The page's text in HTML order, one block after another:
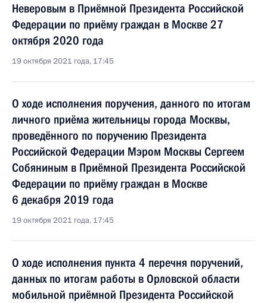
Неверовым в Приёмной Президента Российской
Федерации по приёму граждан в Москве 27
октября 2020 года
19 октября 2021 года, 17:45
О ходе исполнения поручения, данного по итогам
личного приёма жительницы города Москвы,
проведённого по поручению Президента
Российской Федерации Мэром Москвы Сергеем
Собяниным в Приёмной Президента Российской
Федерации по приёму граждан в Москве
6 декабря 2019 года
19 октября 2021 года, 17:45
О ходе исполнения пункта 4 перечня поручений,
данных по итогам работы в Орловской области
мобильной приёмной Президента Российской